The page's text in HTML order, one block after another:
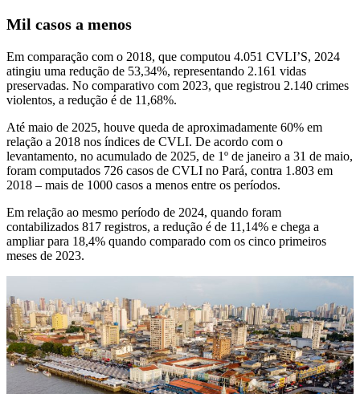
Mil casos a menos
Em comparação com o 2018, que computou 4.051 CVLI’S, 2024
atingiu uma redução de 53,34%, representando 2.161 vidas
preservadas. No comparativo com 2023, que registrou 2.140 crimes
violentos, a redução é de 11,68%.
Até maio de 2025, houve queda de aproximadamente 60% em
relação a 2018 nos índices de CVLI. De acordo com o
levantamento, no acumulado de 2025, de 1º de janeiro a 31 de maio,
foram computados 726 casos de CVLI no Pará, contra 1.803 em
2018 – mais de 1000 casos a menos entre os períodos.
Em relação ao mesmo período de 2024, quando foram
contabilizados 817 registros, a redução é de 11,14% e chega a
ampliar para 18,4% quando comparado com os cinco primeiros
meses de 2023.